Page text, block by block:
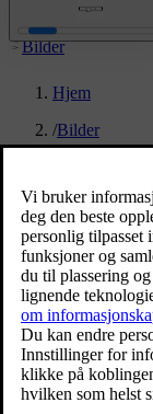
Bilder
Hjem
/Bilder
Volvo
2/20/2024
Bokmerke
Del